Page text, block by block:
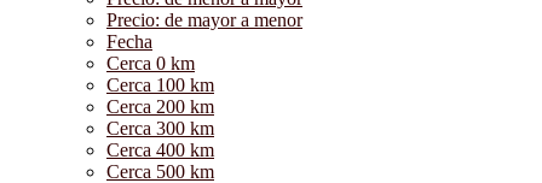
Precio: de mayor a menor
Fecha
Cerca 0 km
Cerca 100 km
Cerca 200 km
Cerca 300 km
Cerca 400 km
Cerca 500 km